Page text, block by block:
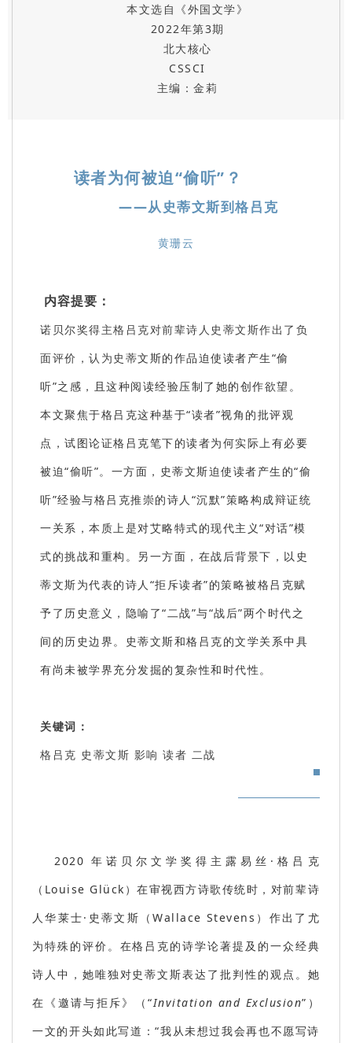
本文选自《外国文学》
2022年第3期
北大核心
CSSCI
主编：金莉
读者为何被迫“偷听”？
——从史蒂文斯到格吕克
黄珊云
内容提要：
诺贝尔奖得主格吕克对前辈诗人史蒂文斯作出了负
面评价，认为史蒂文斯的作品迫使读者产生“偷
听”之感，且这种阅读经验压制了她的创作欲望。
本文聚焦于格吕克这种基于“读者”视角的批评观
点，试图论证格吕克笔下的读者为何实际上有必要
被迫“偷听”。一方面，史蒂文斯迫使读者产生的“偷
听”经验与格吕克推崇的诗人“沉默”策略构成辩证统
一关系，本质上是对艾略特式的现代主义“对话”模
式的挑战和重构。另一方面，在战后背景下，以史
蒂文斯为代表的诗人“拒斥读者”的策略被格吕克赋
予了历史意义，隐喻了“二战”与“战后”两个时代之
间的历史边界。史蒂文斯和格吕克的文学关系中具
有尚未被学界充分发掘的复杂性和时代性。
关键词：
格吕克 史蒂文斯 影响 读者 二战
2020 年诺贝尔文学奖得主露易丝·格吕克
（Louise Glück）在审视西方诗歌传统时，对前辈诗
人华莱士·史蒂文斯 （Wallace Stevens） 作出了尤
为特殊的评价。在格吕克的诗学论著提及的一众经典
诗人中，她唯独对史蒂文斯表达了批判性的观点。她
在《邀请与拒斥》
（“Invitation and Exclusion”）
一文的开头如此写道：“我从未想过我会再也不愿写诗